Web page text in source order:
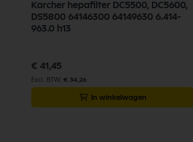
Karcher hepafilter DC5500, DC5600,
DS5800 64146300 64149630 6.414-
963.0 h13
€ 41,45
€ 34,26
In winkelwagen